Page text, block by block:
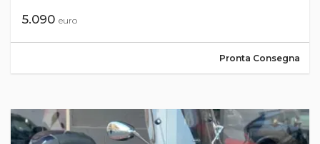
5.090 euro
Pronta Consegna